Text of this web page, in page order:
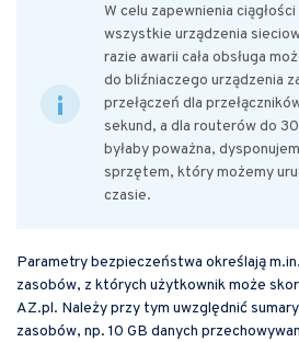
W celu zapewnienia ciągłości
wszystkie urządzenia
razie awarii cała obsługa
do bliźniaczego urządzenia
przełączeń dla
sekund, a dla routerów do
byłaby poważna,
sprzętem, który możemy
czasie.
Parametry bezpieczeństwa określają
zasobów, z których użytkownik może
AZ.pl. Należy przy tym uwzględnić
zasobów, np. 10 GB danych